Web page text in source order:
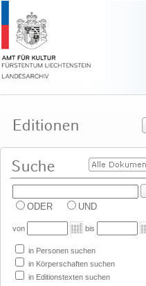
ODER UND
von bis
in Personen suchen
in Körperschaften suchen
in Editionstexten suchen